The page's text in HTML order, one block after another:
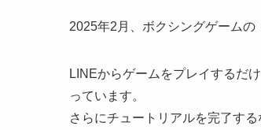
2025年2月、ボクシングゲームの
LINEからゲームをプレイするだ
っています。
さらにチュートリアルを完了す